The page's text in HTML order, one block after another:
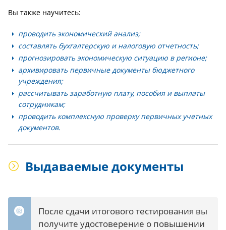
Вы также научитесь:
проводить экономический анализ;
составлять бухгалтерскую и налоговую отчетность;
прогнозировать экономическую ситуацию в регионе;
архивировать первичные документы бюджетного
учреждения;
рассчитывать заработную плату, пособия и выплаты
сотрудникам;
проводить комплексную проверку первичных учетных
документов.
Выдаваемые документы
После сдачи итогового тестирования вы
получите удостоверение о повышении